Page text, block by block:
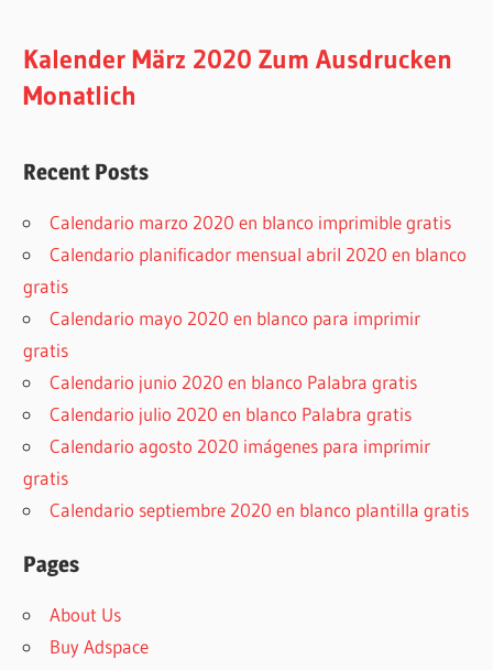
Kalender März 2020 Zum Ausdrucken
Monatlich
Recent Posts
Calendario marzo 2020 en blanco imprimible gratis
Calendario planificador mensual abril 2020 en blanco
gratis
Calendario mayo 2020 en blanco para imprimir
gratis
Calendario junio 2020 en blanco Palabra gratis
Calendario julio 2020 en blanco Palabra gratis
Calendario agosto 2020 imágenes para imprimir
gratis
Calendario septiembre 2020 en blanco plantilla gratis
Pages
About Us
Buy Adspace